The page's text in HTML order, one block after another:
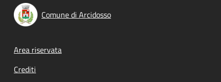
Comune di Arcidosso
Footer menu
Area riservata
Crediti